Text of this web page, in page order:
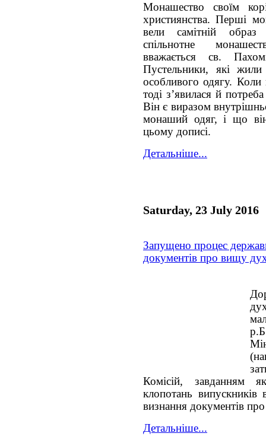
Монашество своїм
християнства. Перші
вели самітній
спільнотне
вважається св.
Пустельники, які
особливого одягу. Коли
тоді з’явилася й
Він є виразом
монаший одяг, і що
цьому дописі.
Детальніше...
Saturday, 23 July 2016
Запущено процес
документів про вищу
Комісій, завданням
клопотань
визнання документів
Детальніше...